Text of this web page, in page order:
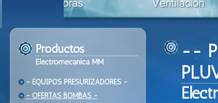
Productos
Electromecanica MM
- EQUIPOS PRESURIZADORES -
- OFERTAS BOMBAS -
--
Ele